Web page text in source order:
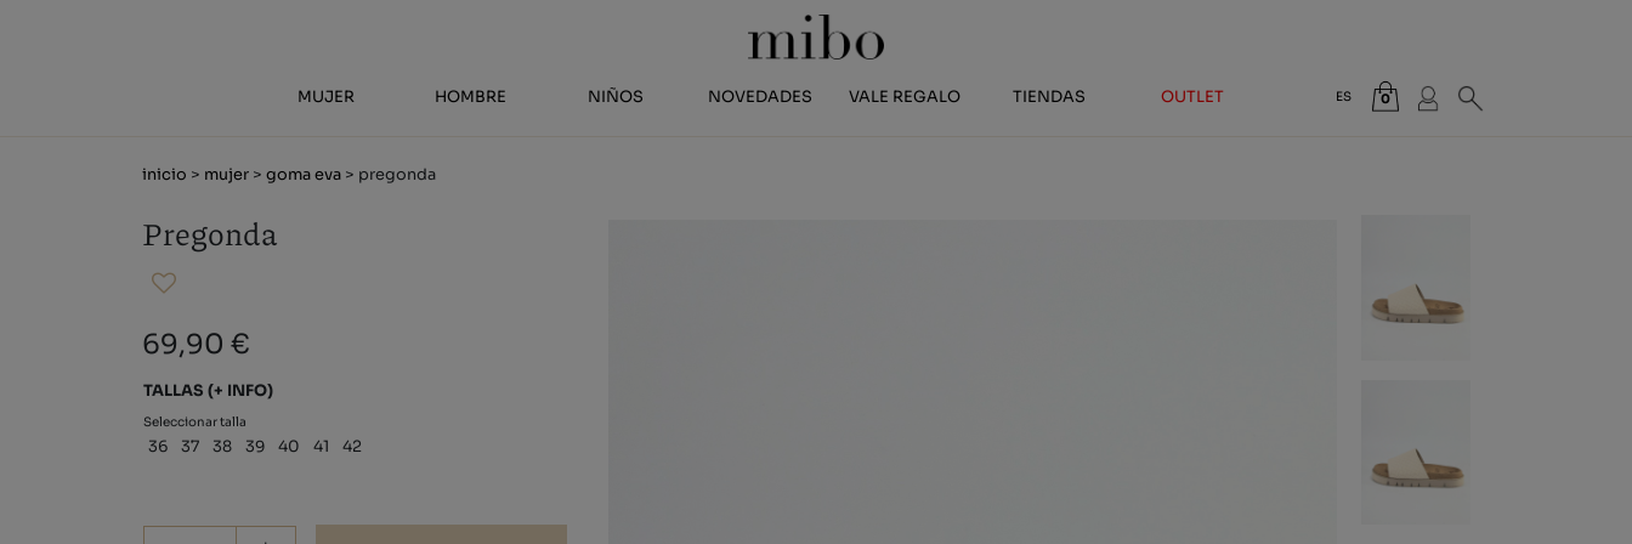
MUJER HOMBRE NIÑOS NOVEDADES VALE REGALO TIENDAS OUTLET ES 0
inicio > mujer > goma eva > pregonda
Pregonda
69,90 €
TALLAS (+ INFO)
Seleccionar talla
36 37 38 39 40 41 42